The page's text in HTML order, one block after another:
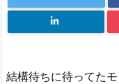
結構待ちに待ってた